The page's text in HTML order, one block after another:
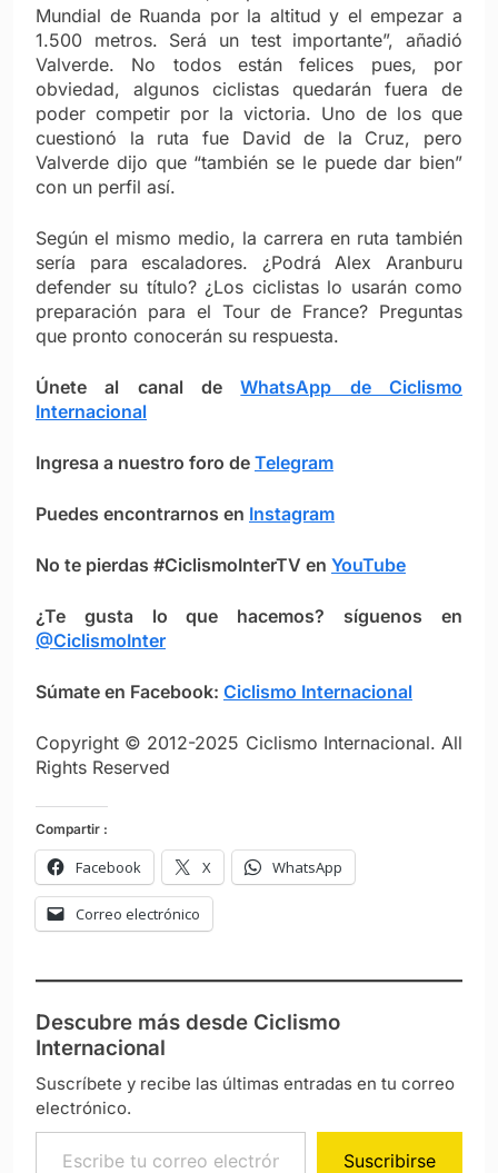
Mundial de Ruanda por la altitud y el empezar a
1.500 metros. Será un test importante”, añadió
Valverde. No todos están felices pues, por
obviedad, algunos ciclistas quedarán fuera de
poder competir por la victoria. Uno de los que
cuestionó la ruta fue David de la Cruz, pero
Valverde dijo que “también se le puede dar bien”
con un perfil así.
Según el mismo medio, la carrera en ruta también
sería para escaladores. ¿Podrá Alex Aranburu
defender su título? ¿Los ciclistas lo usarán como
preparación para el Tour de France? Preguntas
que pronto conocerán su respuesta.
Únete al canal deWhatsApp de Ciclismo
Internacional
Ingresa a nuestro foro de Telegram
Puedes encontrarnos en Instagram
No te pierdas #CiclismoInterTV en YouTube
¿Te gusta lo que hacemos? síguenos en
@CiclismoInter
Súmate en Facebook: Ciclismo Internacional
Copyright © 2012-2025 Ciclismo Internacional. All
Rights Reserved
Compartir :
Facebook X WhatsApp
Correo electrónico
Descubre más desde Ciclismo
Internacional
Suscríbete y recibe las últimas entradas en tu correo
electrónico.
Escribe tu correo electrónico…
Suscribirse